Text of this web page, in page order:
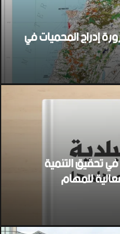
إدراج المحميات في
تحقيق التنمية
للمهام